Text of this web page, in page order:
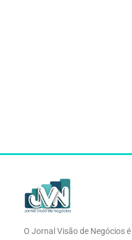
O Jornal Visão de Negócios